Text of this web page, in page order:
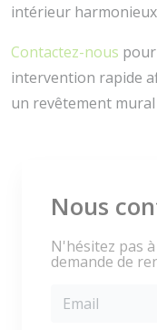
intérieur
Contactez-nous
intervention rapide
un revêtement
Nous
N'hésitez pas
demande de